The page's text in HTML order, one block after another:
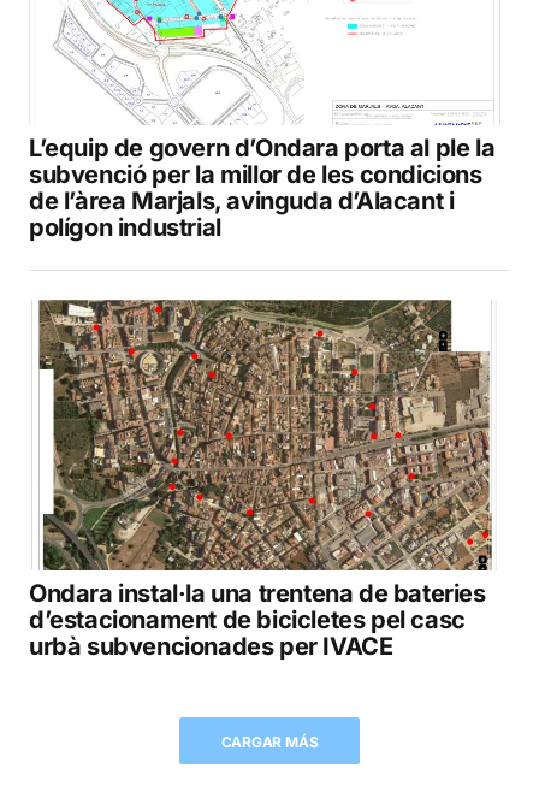
L’equip de govern d’Ondara porta al ple la
subvenció per la millor de les condicions
de l’àrea Marjals, avinguda d’Alacant i
polígon industrial
Ondara instal·la una trentena de bateries
d’estacionament de bicicletes pel casc
urbà subvencionades per IVACE
CARGAR MÁS